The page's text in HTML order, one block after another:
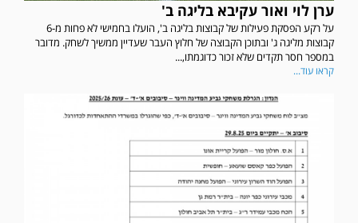
ערן לוי ואור עקיבא בליגה ב'
על רקע הפסקת פעילות של קבוצות בליגה ב', הועלו בחמישי לא פחות מ-6
קבוצות מליגה ג' ובתוכן הקבוצה של חלוץ העבר שעדיין ממשיך לשחק. מדובר
במספר חסר תקדים שלא זכור כדוגמתו,...
קראו עוד...